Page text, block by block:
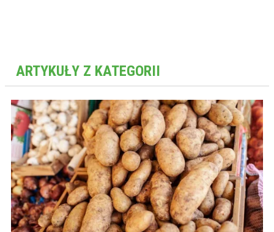
ARTYKUŁY Z KATEGORII